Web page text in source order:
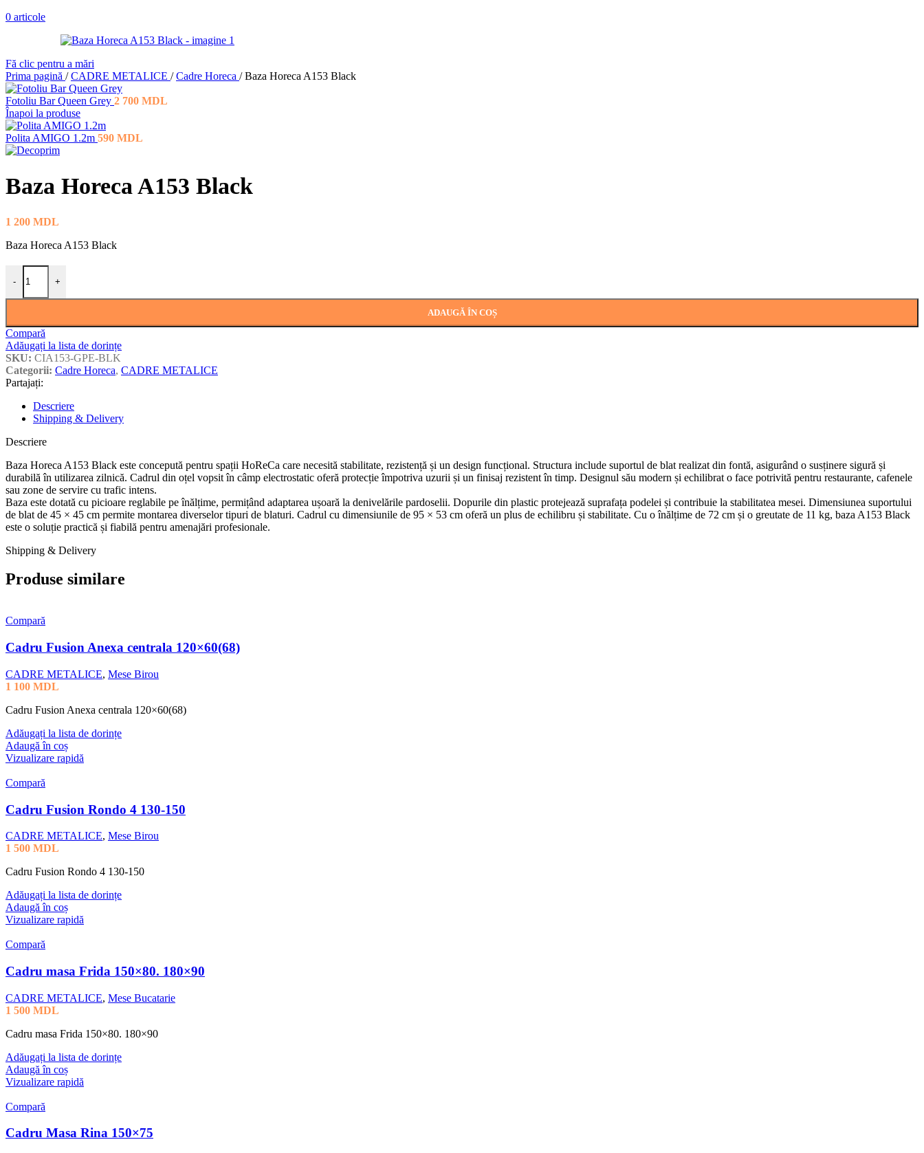
0 articole
Fă clic pentru a mări
Prima pagină / CADRE METALICE / Cadre Horeca / Baza Horeca A153 Black
Fotoliu Bar Queen Grey 2 700 MDL
Înapoi la produse
Polita AMIGO 1.2m 590 MDL
Baza Horeca A153 Black
1 200 MDL
Baza Horeca A153 Black
-
Cantitate Baza Horeca A153 Black
+
ADAUGĂ ÎN COȘ
Compară
Adăugați la lista de dorințe
SKU: CIA153-GPE-BLK
Categorii: Cadre Horeca, CADRE METALICE
Partajați:
Descriere
Shipping & Delivery
Descriere
Baza Horeca A153 Black este concepută pentru spații HoReCa care necesită stabilitate, rezistență și un design funcțional. Structura include suportul de blat realizat din fontă, asigurând o susținere sigură și
durabilă în utilizarea zilnică. Cadrul din oțel vopsit în câmp electrostatic oferă protecție împotriva uzurii și un finisaj rezistent în timp. Designul său modern și echilibrat o face potrivită pentru restaurante, cafenele
sau zone de servire cu trafic intens.
Baza este dotată cu picioare reglabile pe înălțime, permițând adaptarea ușoară la denivelările pardoselii. Dopurile din plastic protejează suprafața podelei și contribuie la stabilitatea mesei. Dimensiunea suportului
de blat de 45 × 45 cm permite montarea diverselor tipuri de blaturi. Cadrul cu dimensiunile de 95 × 53 cm oferă un plus de echilibru și stabilitate. Cu o înălțime de 72 cm și o greutate de 11 kg, baza A153 Black
este o soluție practică și fiabilă pentru amenajări profesionale.
Shipping & Delivery
Produse similare
Compară
Cadru Fusion Anexa centrala 120×60(68)
CADRE METALICE, Mese Birou
1 100 MDL
Cadru Fusion Anexa centrala 120×60(68)
Adăugați la lista de dorințe
Adaugă în coș
Vizualizare rapidă
Compară
Cadru Fusion Rondo 4 130-150
CADRE METALICE, Mese Birou
1 500 MDL
Cadru Fusion Rondo 4 130-150
Adăugați la lista de dorințe
Adaugă în coș
Vizualizare rapidă
Compară
Cadru masa Frida 150×80. 180×90
CADRE METALICE, Mese Bucatarie
1 500 MDL
Cadru masa Frida 150×80. 180×90
Adăugați la lista de dorințe
Adaugă în coș
Vizualizare rapidă
Compară
Cadru Masa Rina 150×75